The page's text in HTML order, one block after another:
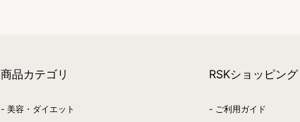
商品カテゴリ
美容・ダイエット
RSKショッピング
ご利用ガイド